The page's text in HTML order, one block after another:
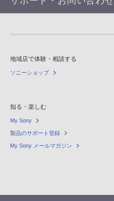
地域店で体験・相談する
ソニーショップ
知る・楽しむ
My Sony
製品のサポート登録
My Sony メールマガジン